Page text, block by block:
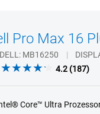
Pro Max 16
MB16250
4.2 (187)
5
Core™ Ultra